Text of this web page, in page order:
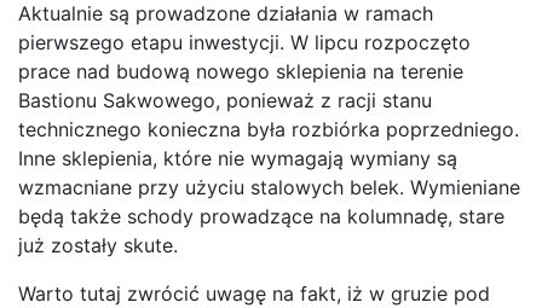
Aktualnie są prowadzone działania w ramach
pierwszego etapu inwestycji. W lipcu rozpoczęto
prace nad budową nowego sklepienia na terenie
Bastionu Sakwowego, ponieważ z racji stanu
technicznego konieczna była rozbiórka poprzedniego.
Inne sklepienia, które nie wymagają wymiany są
wzmacniane przy użyciu stalowych belek. Wymieniane
będą także schody prowadzące na kolumnadę, stare
już zostały skute.
Warto tutaj zwrócić uwagę na fakt, iż w gruzie pod